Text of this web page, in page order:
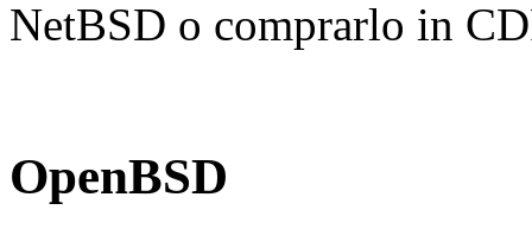
NetBSD o comprarlo in
OpenBSD